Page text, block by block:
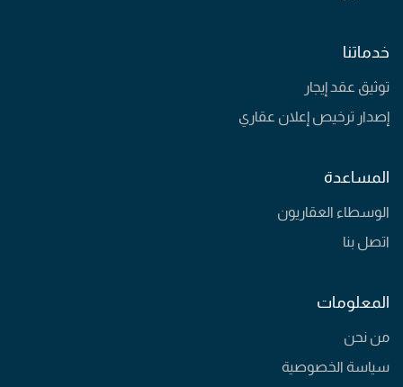
خدماتنا
توثيق عقد إيجار
إصدار ترخيص إعلان عقاري
المساعدة
الوسطاء العقاريون
اتصل بنا
المعلومات
من نحن
سياسة الخصوصية